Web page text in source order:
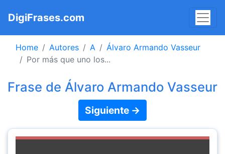
DigiFrases.com
Home Autores A
Álvaro Armando Vasseur
Por más que uno los...
Frase de Álvaro Armando Vasseur
Siguiente →